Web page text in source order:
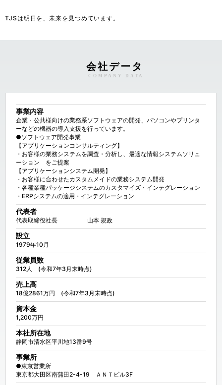
TJSは明日を、未来を見つめています。
会社データ
COMPANY DATA
事業内容
企業・公共様向けの業務系ソフトウェアの開発、パソコンやプリンタ
ーなどの機器の導入支援を行っています。
●ソフトウェア開発事業
【アプリケーションコンサルティング】
・お客様の業務システムを調査・分析し、最適な情報システムソリュ
ーション　をご提案
【アプリケーションシステム開発】
・お客様に合わせたカスタムメイドの業務システム開発
・各種業種パッケージシステムのカスタマイズ・インテグレーション
・ERPシステムの適用・インテグレーション
代表者
代表取締役社長　　　　　山本 規政
設立
1979年10月
従業員数
312人　(令和7年3月末時点)
売上高
18億2861万円　(令和7年3月末時点)
資本金
1,200万円
本社所在地
静岡市清水区平川地13番9号
事業所
●東京営業所
東京都大田区南蒲田2-4-19　ＡＮＴビル3F